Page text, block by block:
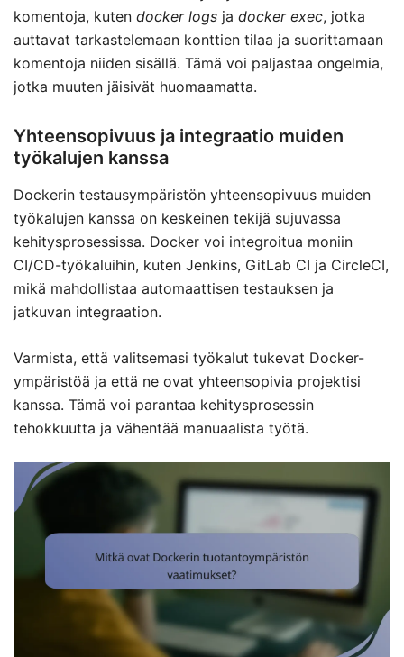
komentoja, kuten docker logs ja docker exec, jotka
auttavat tarkastelemaan konttien tilaa ja suorittamaan
komentoja niiden sisällä. Tämä voi paljastaa ongelmia,
jotka muuten jäisivät huomaamatta.
Yhteensopivuus ja integraatio muiden
työkalujen kanssa
Dockerin testausympäristön yhteensopivuus muiden
työkalujen kanssa on keskeinen tekijä sujuvassa
kehitysprosessissa. Docker voi integroitua moniin
CI/CD-työkaluihin, kuten Jenkins, GitLab CI ja CircleCI,
mikä mahdollistaa automaattisen testauksen ja
jatkuvan integraation.
Varmista, että valitsemasi työkalut tukevat Docker-
ympäristöä ja että ne ovat yhteensopivia projektisi
kanssa. Tämä voi parantaa kehitysprosessin
tehokkuutta ja vähentää manuaalista työtä.